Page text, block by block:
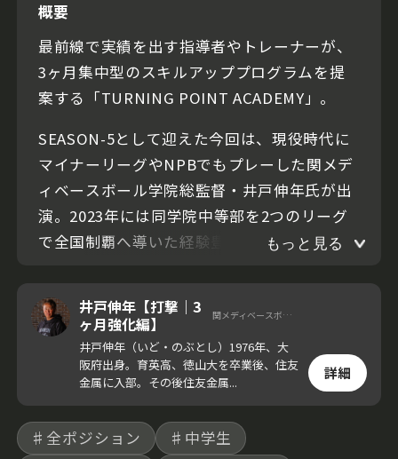
概要
最前線で実績を出す指導者やトレーナーが、
3ヶ月集中型のスキルアッププログラムを提
案する「TURNING POINT ACADEMY」。
SEASON-5として迎えた今回は、現役時代に
マイナーリーグやNPBでもプレーした関メデ
ィベースボール学院総監督・井戸伸年氏が出
演。2023年には同学院中等部を2つのリーグ
で全国制覇へ導いた経験豊富な指導者だ。こ
異なるプログラムを設定。力が発揮しやすい
体の使い方を理論から実践まで順序立てて詳
しくお届けする。上手くなりたい選手はもち
ろん、普段から子どもたちを支える指導者や
もっと見る
井戸伸年【打撃｜3
ヶ月強化編】
関メディベースボール学院 総監督
井戸伸年（いど・のぶとし）1976年、大
阪府出身。育英高、徳山大を卒業後、住友
金属に入部。その後住友金属...
詳細
♯全ポジション
♯中学生